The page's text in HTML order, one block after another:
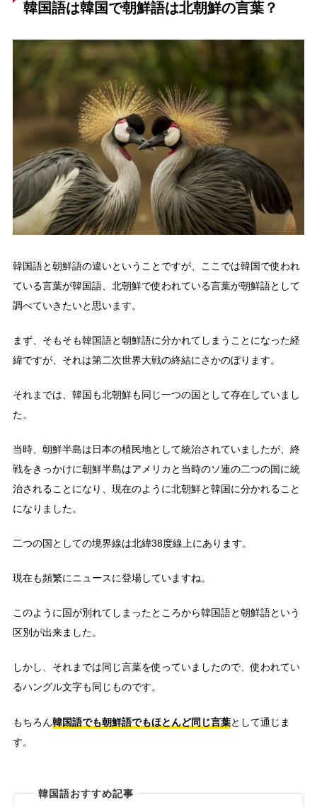
韓国語は韓国で朝鮮語は北朝鮮の言葉？
韓国語と朝鮮語の違いということですが、ここでは韓国で使われ
ている言葉が韓国語、北朝鮮で使われている言葉が朝鮮語として
調べていきたいと思います。
まず、そもそも韓国語と朝鮮語に分かれてしまうことになった経
緯ですが、それは第二次世界大戦の終結にさかのぼります。
それまでは、韓国も北朝鮮も同じ一つの国として存在していまし
た。
当時、朝鮮半島は日本の植民地として統治されていましたが、終
戦をきっかけに朝鮮半島はアメリカと当時のソ連の二つの国に統
治されることになり、現在のように北朝鮮と韓国に分かれること
になりました。
二つの国としての境界線は北緯38度線上にあります。
現在も頻繁にニュースに登場していますね。
このように国が別れてしまったところから韓国語と朝鮮語という
区別が出来ました。
しかし、それまでは同じ言葉を使っていましたので、使われてい
るハングル文字も同じものです。
もちろん韓国語でも朝鮮語でもほとんど同じ言葉として通じま
す。
韓国語おすすめ記事